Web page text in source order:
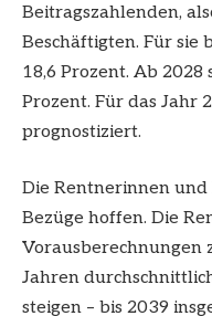
Beitragszahlenden,
Beschäftigten. Für sie
18,6 Prozent. Ab
Prozent. Für das Jahr
prognostiziert.
Die Rentnerinnen
Bezüge hoffen. Die
Vorausberechnungen
Jahren
steigen – bis 2039